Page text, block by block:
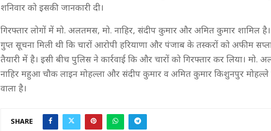
शनिवार को इसकी जानकारी दी।
गिरफ्तार लोगों में मो. अलतमस, मो. नाहिर, संदीप कुमार और अमित कुमार शामिल
गुप्त सूचना मिली थी कि चारों आरोपी हरियाणा और पंजाब के तस्करों को अफीम
तैयारी में है। इसी बीच पुलिस ने कार्रवाई कि और चारों को गिरफ्तार कर लिया। मो.
नाहिर महुआ चौक लाइन मोहल्ला और संदीप कुमार व अमित कुमार किशुनपुर मोहल्ले
वाला है।
SHARE